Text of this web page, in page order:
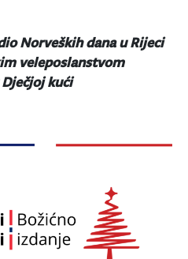
Norveških dana u Rijeci
veleposlanstvom
kući